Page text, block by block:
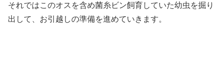
それではこのオスを含め菌糸ビン飼育していた幼虫を掘り
出して、お引越しの準備を進めていきます。